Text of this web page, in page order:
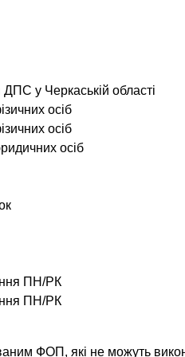
ДПС у Черкаській області
осіб
осіб
осіб
ПН/РК
ПН/РК
ФОП, які не можуть